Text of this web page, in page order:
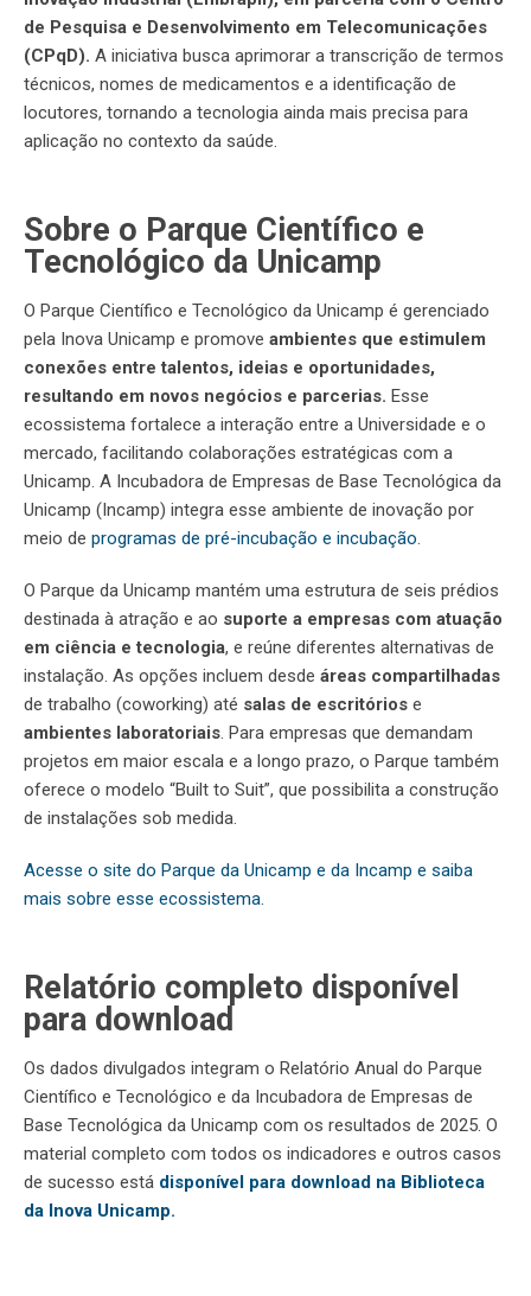
de Pesquisa e Desenvolvimento em Telecomunicações
(CPqD). A iniciativa busca aprimorar a transcrição de termos
técnicos, nomes de medicamentos e a identificação de
locutores, tornando a tecnologia ainda mais precisa para
aplicação no contexto da saúde.
Sobre o Parque Científico e
Tecnológico da Unicamp
O Parque Científico e Tecnológico da Unicamp é gerenciado
pela Inova Unicamp e promove ambientes que estimulem
conexões entre talentos, ideias e oportunidades,
resultando em novos negócios e parcerias. Esse
ecossistema fortalece a interação entre a Universidade e o
mercado, facilitando colaborações estratégicas com a
Unicamp. A Incubadora de Empresas de Base Tecnológica da
Unicamp (Incamp) integra esse ambiente de inovação por
meio de programas de pré-incubação e incubação.
O Parque da Unicamp mantém uma estrutura de seis prédios
destinada à atração e ao suporte a empresas com atuação
em ciência e tecnologia, e reúne diferentes alternativas de
instalação. As opções incluem desde áreas compartilhadas
de trabalho (coworking) até salas de escritórios e
ambientes laboratoriais. Para empresas que demandam
projetos em maior escala e a longo prazo, o Parque também
oferece o modelo “Built to Suit”, que possibilita a construção
de instalações sob medida.
Acesse o site do Parque da Unicamp e da Incamp e saiba
mais sobre esse ecossistema.
Relatório completo disponível
para download
Os dados divulgados integram o Relatório Anual do Parque
Científico e Tecnológico e da Incubadora de Empresas de
Base Tecnológica da Unicamp com os resultados de 2025. O
material completo com todos os indicadores e outros casos
de sucesso está disponível para download na Biblioteca
da Inova Unicamp.